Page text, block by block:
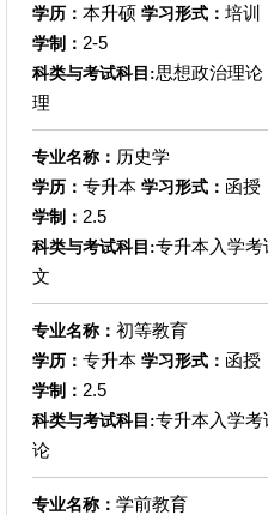
学历： 本升硕 学习形式： 培训
学制： 2-5
科类与考试科目:思想政治理
理
专业名称： 历史学
学历： 专升本 学习形式： 函授
学制： 2.5
科类与考试科目:专升本入学
文
专业名称： 初等教育
学历： 专升本 学习形式： 函授
学制： 2.5
科类与考试科目:专升本入学
论
专业名称： 学前教育